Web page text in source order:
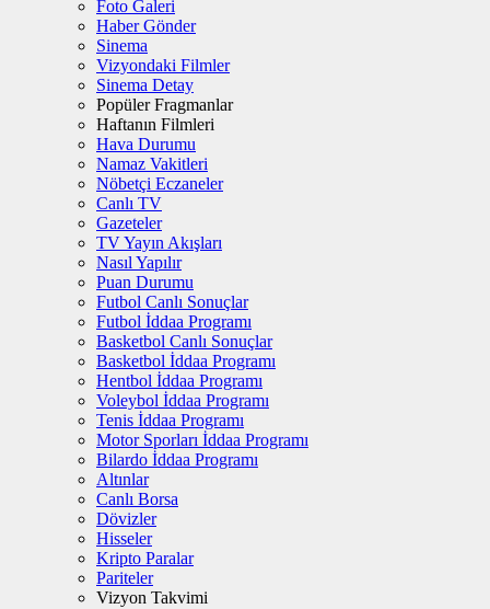
Foto Galeri
Haber Gönder
Sinema
Vizyondaki Filmler
Sinema Detay
Popüler Fragmanlar
Haftanın Filmleri
Hava Durumu
Namaz Vakitleri
Nöbetçi Eczaneler
Canlı TV
Gazeteler
TV Yayın Akışları
Nasıl Yapılır
Puan Durumu
Futbol Canlı Sonuçlar
Futbol İddaa Programı
Basketbol Canlı Sonuçlar
Basketbol İddaa Programı
Hentbol İddaa Programı
Voleybol İddaa Programı
Tenis İddaa Programı
Motor Sporları İddaa Programı
Bilardo İddaa Programı
Altınlar
Canlı Borsa
Dövizler
Hisseler
Kripto Paralar
Pariteler
Vizyon Takvimi